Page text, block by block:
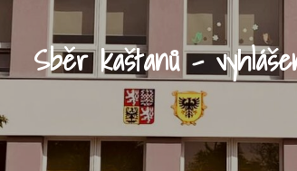
Sběr kaštanů –